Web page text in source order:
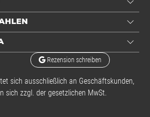
Rezension schreiben
sich ausschließlich an Geschäftskunden,
sich zzgl. der gesetzlichen MwSt.